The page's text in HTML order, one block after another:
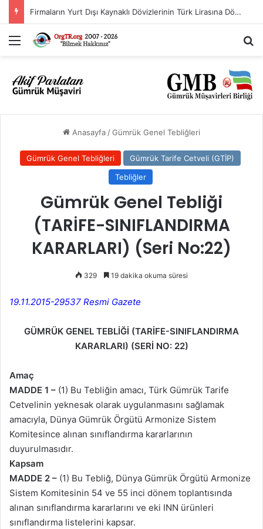
Firmaların Yurt Dışı Kaynaklı Dövizlerinin Türk Lirasına Dönüşümünün Desteklenmesi Hakkında Tebliğ (Sayı: 2023/5)’de Değişiklik Yapılmasına Dair Tebliğ (Sayı: 2026/11)
Menü
Anasayfa/Gümrük Genel Tebliğleri
Gümrük Genel Tebliğleri
Gümrük Tarife Cetveli (GTİP)
Tebliğler
Gümrük Genel Tebliği
(TARİFE-SINIFLANDIRMA
KARARLARI) (Seri No:22)
329 19 dakika okuma süresi
19.11.2015-29537 Resmi Gazete
GÜMRÜK GENEL TEBLİĞİ (TARİFE-SINIFLANDIRMA
KARARLARI) (SERİ NO: 22)
Amaç
MADDE 1 – (1) Bu Tebliğin amacı, Türk Gümrük Tarife
Cetvelinin yeknesak olarak uygulanmasını sağlamak
amacıyla, Dünya Gümrük Örgütü Armonize Sistem
Komitesince alınan sınıflandırma kararlarının
duyurulmasıdır.
Kapsam
MADDE 2 – (1) Bu Tebliğ, Dünya Gümrük Örgütü Armonize
Sistem Komitesinin 54 ve 55 inci dönem toplantısında
alınan sınıflandırma kararlarını ve eki INN ürünleri
sınıflandırma listelerini kapsar.